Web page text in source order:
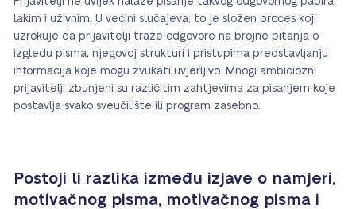
lakim i uživnim. U većini slučajeva, to je složen proces koji
uzrokuje da prijavitelji traže odgovore na brojne pitanja o
izgledu pisma, njegovoj strukturi i pristupima predstavljanju
informacija koje mogu zvukati uvjerljivo. Mnogi ambiciozni
prijavitelji zbunjeni su različitim zahtjevima za pisanjem koje
postavlja svako sveučilište ili program zasebno.
Postoji li razlika između izjave o namjeri,
motivačnog pisma, motivačnog pisma i